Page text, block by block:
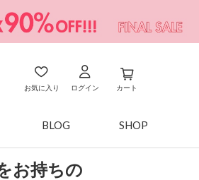
お気に入り ログイン カート
BLOG SHOP
お持ちの